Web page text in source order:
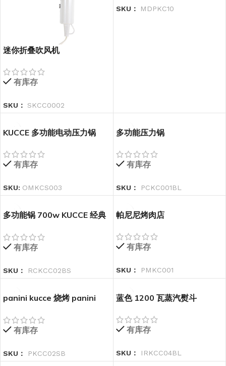
迷你折叠吹风机
有库存
SKU： SKCC0002
SKU： MDPKC10
KUCCE 多功能电动压力锅
有库存
SKU: OMKCS003
多功能压力锅
有库存
SKU： PCKC001BL
多功能锅 700w KUCCE 经典
有库存
SKU： RCKCC02BS
帕尼尼烤肉店
有库存
SKU： PMKC001
panini kucce 烧烤 panini
有库存
SKU： PKCC02SB
蓝色 1200 瓦蒸汽熨斗
有库存
SKU： IRKCC04BL